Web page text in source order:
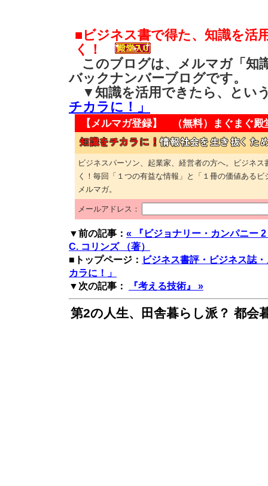
■ビジネス書で得た、知識を活
く！
このブログは、メルマガ「知
バックナンバーブログです。
▼知識を活用できたら、と
チカラに！」
【メルマガ登録】 （無料） まぐまぐ殿
ビジネスパーソン、起業家、経営者の方へ。ビジネ
く！毎回「１つの有益な情報」と「１冊の価値ある
メルマガ。
メールアドレス：
▼前の記事： « 『ビジョナリー・カンパニー
C. コリンズ （著）
■トップページ： ビジネス書評・ビジネス誌
カラに！」
▼次の記事：
『考える技術』 »
第2の人生、田舎暮らし派？ 都会